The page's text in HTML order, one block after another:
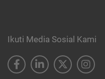
Ikuti Media Sosial Kami